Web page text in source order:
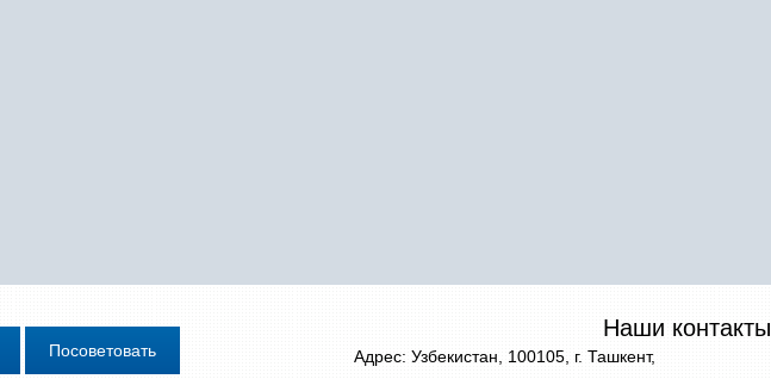
Наши контакты
Адрес: Узбекистан, 100105, г. Ташкент,